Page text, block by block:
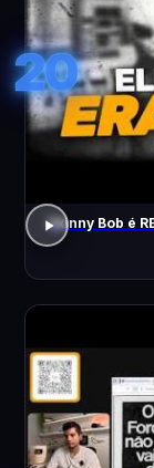
20
Skinny Bob é